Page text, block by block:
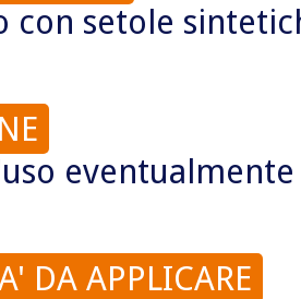
con setole
DA APPLICARE